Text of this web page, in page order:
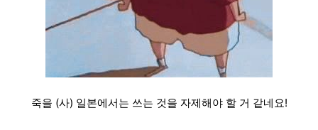
죽을 (사) 일본에서는 쓰는 것을 자제해야 할 거 같네요!